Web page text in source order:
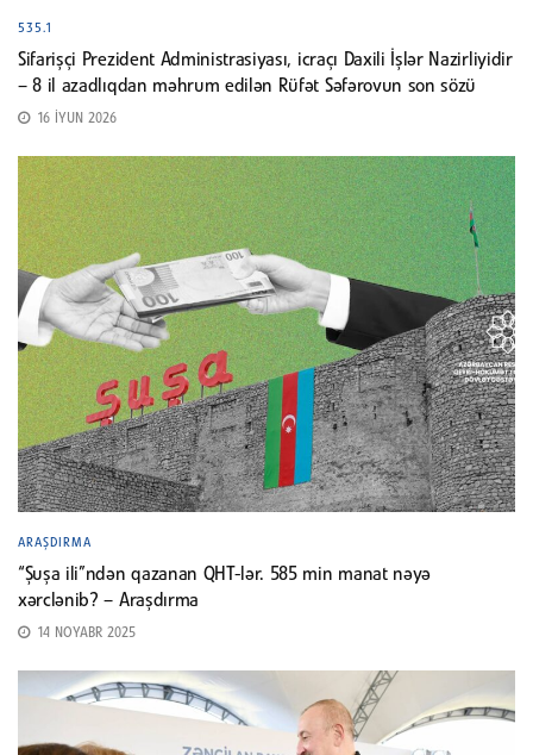
535.1
Sifarişçi Prezident Administrasiyası, icraçı Daxili İşlər Nazirliyidir
– 8 il azadlıqdan məhrum edilən Rüfət Səfərovun son sözü
16 İYUN 2026
ARAŞDIRMA
“Şuşa ili”ndən qazanan QHT-lər. 585 min manat nəyə
xərclənib? – Araşdırma
14 NOYABR 2025